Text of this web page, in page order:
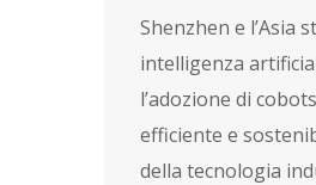
Shenzhen e l’Asia
intelligenza
l’adozione di
efficiente e
della tecnologia